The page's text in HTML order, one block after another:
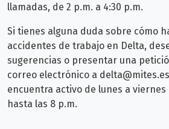
llamadas, de 2 p.m. a 4:30 p.m.
Si tienes alguna duda sobre cómo
accidentes de trabajo en Delta,
sugerencias o presentar una
correo electrónico a delta@mites.es
encuentra activo de lunes a viernes
hasta las 8 p.m.